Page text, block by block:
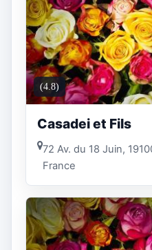
(4.8)
Casadei et Fils
72 Av. du 18 Juin,
France